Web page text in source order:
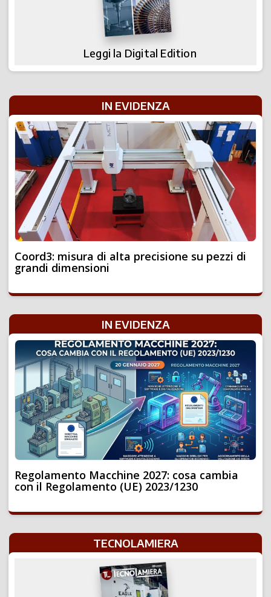
Leggi la Digital Edition
IN EVIDENZA
Coord3: misura di alta precisione su pezzi di
grandi dimensioni
IN EVIDENZA
Regolamento Macchine 2027: cosa cambia
con il Regolamento (UE) 2023/1230
TECNOLAMIERA